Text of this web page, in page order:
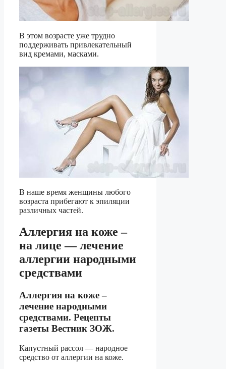
В этом возрасте уже трудно
поддерживать привлекательный
вид кремами, масками.
В наше время женщины любого
возраста прибегают к эпиляции
различных частей.
Аллергия на коже –
на лице — лечение
аллергии народными
средствами
Аллергия на коже –
лечение народными
средствами. Рецепты
газеты Вестник ЗОЖ.
Капустный рассол — народное
средство от аллергии на коже.